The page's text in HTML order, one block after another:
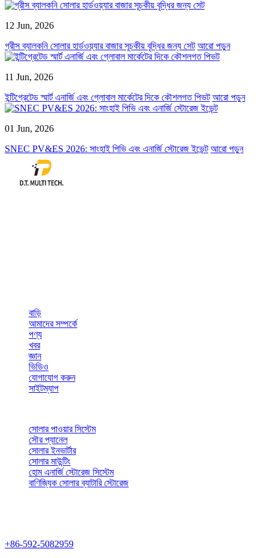
12 Jun, 2026
গ্রীস ব্যালকনি সোলার হার্ডওয়্যার বাজার সূচকীয় বৃদ্ধির জন্য সেট আরো পড়ুন
11 Jun, 2026
ইন্টিগ্রেটেড স্মার্ট এনার্জি এবং গ্লোবাল মার্কেটের দিকে কৌশলগত পিভট আরো পড়ুন
01 Jun, 2026
SNEC PV&ES 2026: সাংহাই পিভি এবং এনার্জি স্টোরেজ ইভেন্ট আরো পড়ুন
বাড়ি
আমাদের সম্পর্কে
পণ্য
খবর
জ্ঞান
ভিডিও
যোগাযোগ করুন
সাইটম্যাপ
সোলার পাওয়ার সিস্টেম
সৌর প্যানেল
সোলার ইনভার্টার
সোলার মাউন্টিং
হোম এনার্জি স্টোরেজ সিস্টেম
বাণিজ্যিক সোলার ব্যাটারি স্টোরেজ
+86-592-5082959